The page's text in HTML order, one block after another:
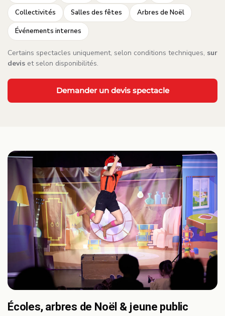
Collectivités Salles des fêtes Arbres de Noël
Événements internes
Certains spectacles uniquement, selon conditions techniques, sur
devis et selon disponibilités.
Demander un devis spectacle
Écoles, arbres de Noël & jeune public